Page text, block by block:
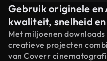
Gebruik originele en
kwaliteit, snelheid
Met miljoenen
creatieve projecten
van Coverr